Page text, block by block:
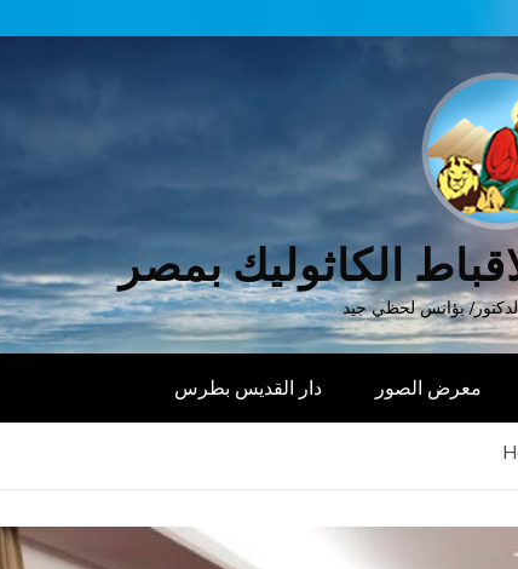
الكاثوليك بمصر
يؤانس لحظي جيد
معرض الصور دار القديس بطرس